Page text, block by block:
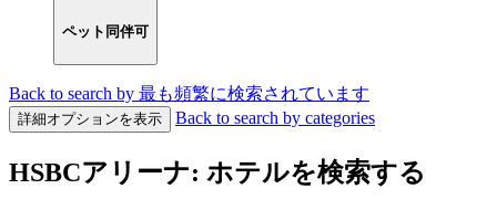
ペット同伴可
Back to search by 最も頻繁に検索されています
詳細オプションを表示 Back to search by categories
HSBCアリーナ: ホテルを検索する